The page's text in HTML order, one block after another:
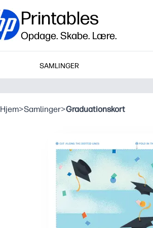
Printables
Opdage. Skabe. Lære.
SAMLINGER
Hjem>Samlinger>Graduationskort